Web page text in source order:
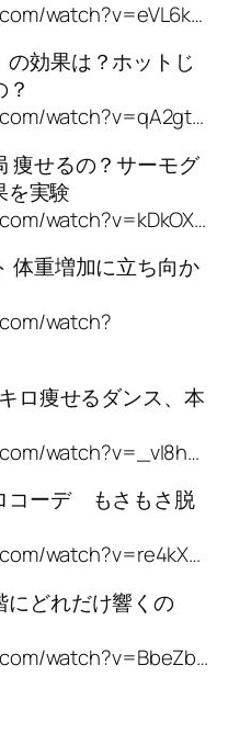
watch?v=eVL6k…
の効果は？ホットじ
watch?v=qA2gt…
痩せるの？サーモグ
を実験
watch?v=kDkOX…
体重増加に立ち向か
watch?
ロ痩せるダンス、本
watch?v=_vI8h…
コーデ もさもさ脱
watch?v=re4kX…
にどれだけ響くの
watch?v=BbeZb…